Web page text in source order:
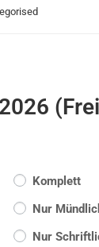
Komplett
Nur
Nur